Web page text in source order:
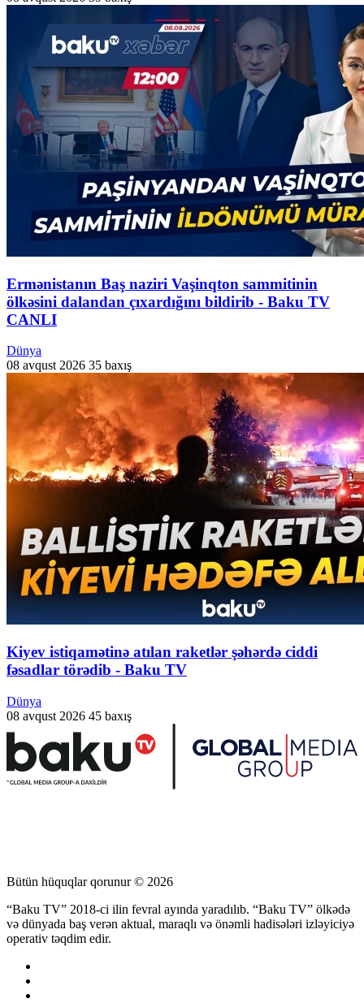
Ermənistanın Baş naziri Vaşinqton sammitinin
ölkəsini dalandan çıxardığını bildirib - Baku TV
CANLI
Dünya
08 avqust 2026 35 baxış
Kiyev istiqamətinə atılan raketlər şəhərdə ciddi
fəsadlar törədib - Baku TV
Dünya
08 avqust 2026 45 baxış
Bütün hüquqlar qorunur © 2026
“Baku TV” 2018-ci ilin fevral ayında yaradılıb. “Baku TV” ölkədə
və dünyada baş verən aktual, maraqlı və önəmli hadisələri izləyiciyə
operativ təqdim edir.